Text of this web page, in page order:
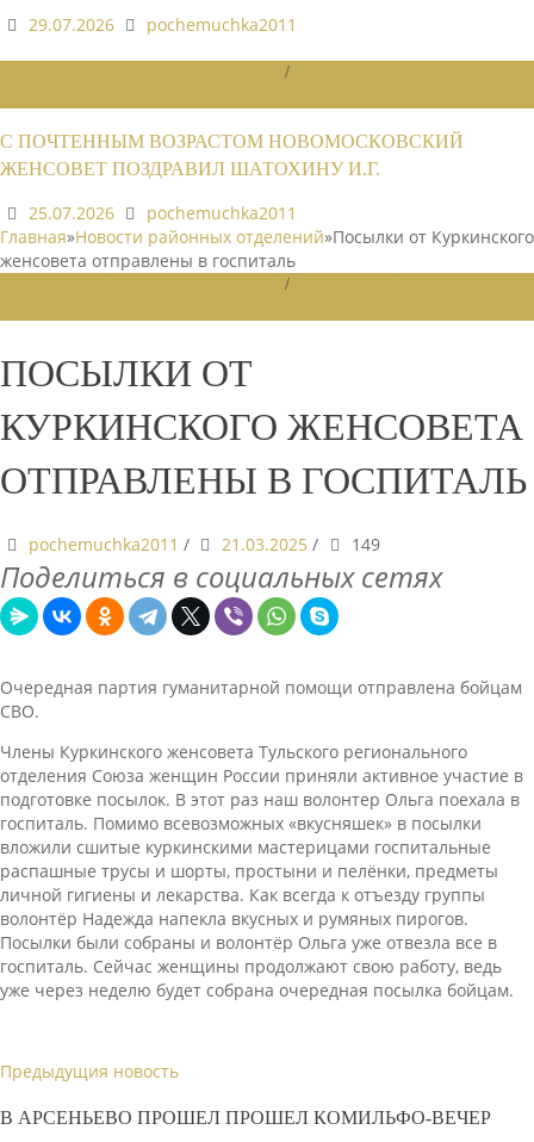
29.07.2026 pochemuchka2011
/
С ПОЧТЕННЫМ ВОЗРАСТОМ НОВОМОСКОВСКИЙ
ЖЕНСОВЕТ ПОЗДРАВИЛ ШАТОХИНУ И.Г.
25.07.2026
pochemuchka2011
Главная»Новости районных отделений»Посылки от Куркинского
женсовета отправлены в госпиталь
/
ПОСЫЛКИ ОТ
КУРКИНСКОГО ЖЕНСОВЕТА
ОТПРАВЛЕНЫ В ГОСПИТАЛЬ
pochemuchka2011 / 21.03.2025 / 149
Поделиться в социальных сетях
Очередная партия гуманитарной помощи отправлена бойцам
СВО.
Члены Куркинского женсовета Тульского регионального
отделения Союза женщин России приняли активное участие в
подготовке посылок. В этот раз наш волонтер Ольга поехала в
госпиталь. Помимо всевозможных «вкусняшек» в посылки
вложили сшитые куркинскими мастерицами госпитальные
распашные трусы и шорты, простыни и пелёнки, предметы
личной гигиены и лекарства. Как всегда к отъезду группы
волонтёр Надежда напекла вкусных и румяных пирогов.
Посылки были собраны и волонтёр Ольга уже отвезла все в
госпиталь. Сейчас женщины продолжают свою работу, ведь
уже через неделю будет собрана очередная посылка бойцам.
Предыдущия новость
В АРСЕНЬЕВО ПРОШЕЛ ПРОШЕЛ КОМИЛЬФО-ВЕЧЕР